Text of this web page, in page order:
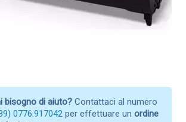
bisogno di aiuto? Contattaci al numero
0776.917042 per effettuare un ordine